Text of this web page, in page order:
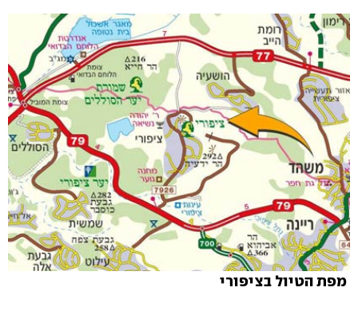
מפת הטיול בציפורי